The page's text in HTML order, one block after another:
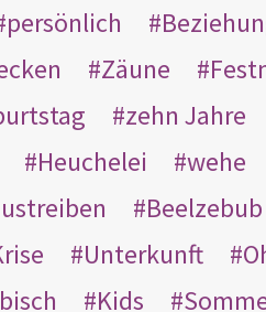
persönlich
Zäune
zehn Jahre
Heuchelei
wehe
Beelzebub
Unterkunft
Kids